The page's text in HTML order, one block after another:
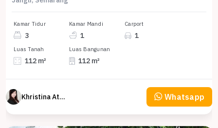
Kamar Tidur
3
Kamar Mandi
1
Carport
1
Luas Tanah
112 m²
Luas Bangunan
112 m²
Khristina Atmodjo Whatsapp